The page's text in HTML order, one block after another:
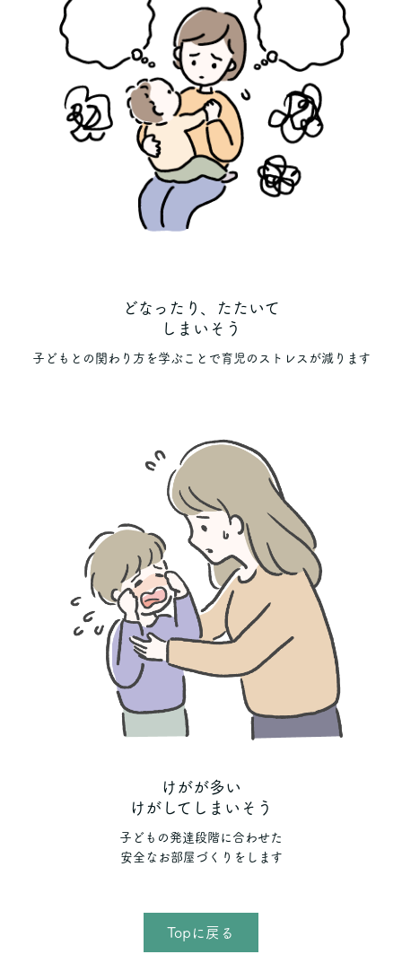
どなったり、たたいて
しまいそう
子どもとの関わり方を学ぶことで育児のストレスが減ります
けがが多い
けがしてしまいそう
子どもの発達段階に合わせた
安全なお部屋づくりをします
Topに戻る